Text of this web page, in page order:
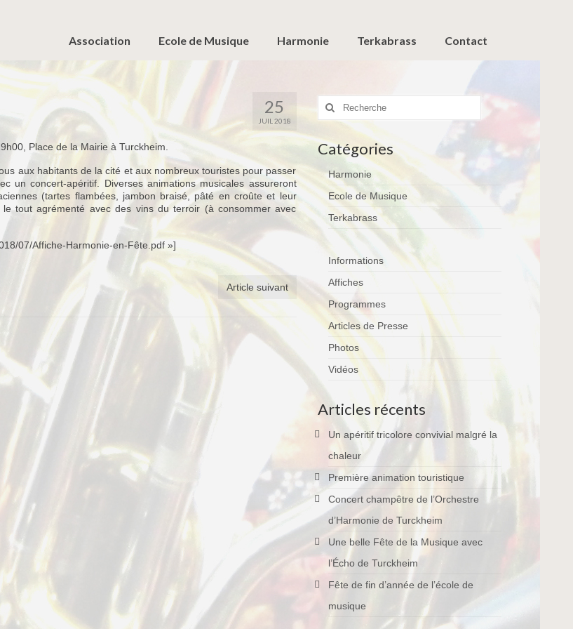
Association Ecole de Musique Harmonie Terkabrass Contact
25
JUIL 2018
Place de la Mairie à Turckheim.
aux habitants de la cité et aux nombreux touristes pour passer
un concert-apéritif. Diverses animations musicales assureront
(tartes flambées, jambon braisé, pâté en croûte et leur
tout agrémenté avec des vins du terroir (à consommer avec
07/Affiche-Harmonie-en-Fête.pdf »]
Article suivant
Rechercher
Catégories
Harmonie
Ecole de Musique
Terkabrass
Informations
Affiches
Programmes
Articles de Presse
Photos
Vidéos
Articles récents
Un apéritif tricolore convivial malgré la
chaleur
Première animation touristique
Concert champêtre de l’Orchestre
d’Harmonie de Turckheim
Une belle Fête de la Musique avec
l’Écho de Turckheim
Fête de fin d’année de l’école de
musique